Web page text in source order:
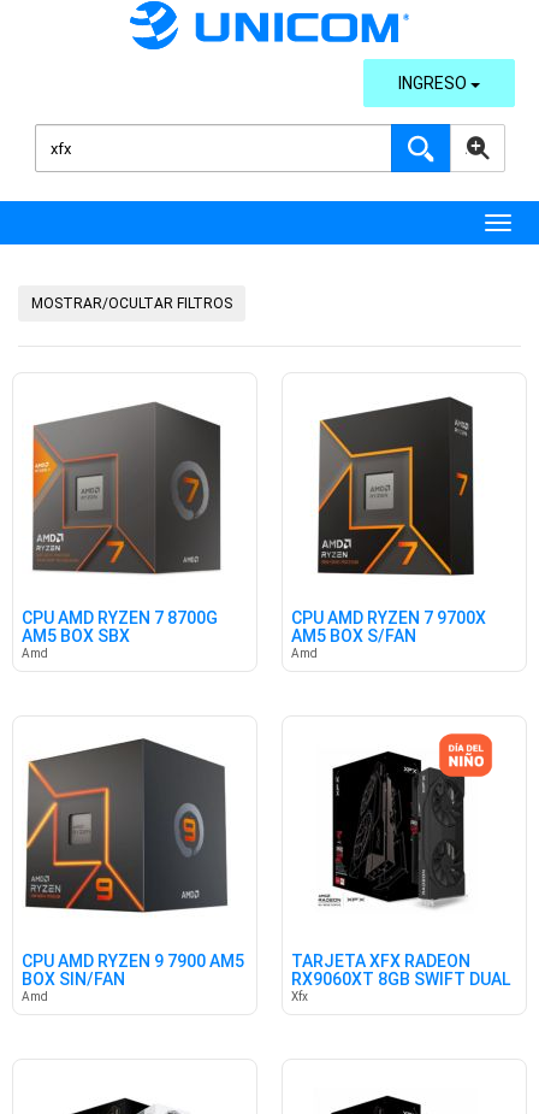
AVANZADA
INGRESO
MOSTRAR/OCULTAR FILTROS
CPU AMD RYZEN 7 8700G
AM5 BOX SBX
Amd
CPU AMD RYZEN 7 9700X
AM5 BOX S/FAN
Amd
CPU AMD RYZEN 9 7900 AM5
BOX SIN/FAN
Amd
TARJETA XFX RADEON
RX9060XT 8GB SWIFT DUAL
GDDR6
Xfx